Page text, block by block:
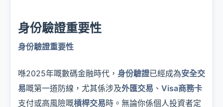
身份驗證重要性
身份驗證重要性
喺2025年嘅數碼金融時代， 身份驗證已經成為安全交
易嘅第一道防線，尤其係涉及外匯交易 、 Visa商務卡
支付或高風險嘅槓桿交易時。無論你係個人投資者定